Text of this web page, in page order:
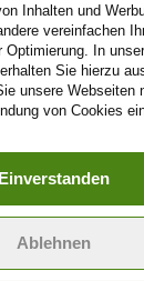
mit 450
präsentiert
Serienversion
zu haben
Spider stehen
wird ab dem 1.
und zwei
ab 33.400 Euro
Inhalten und
vereinfachen
Optimierung. In
Sie hierzu
unsere Webseiten
von Cookies
Einverstanden
Ablehnen